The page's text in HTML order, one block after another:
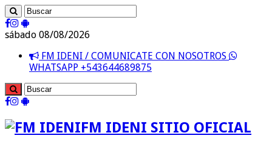
sábado 08/08/2026
FM IDENI / COMUNICATE CON NOSOTROS
WHATSAPP +543644689875
FM IDENI SITIO OFICIAL